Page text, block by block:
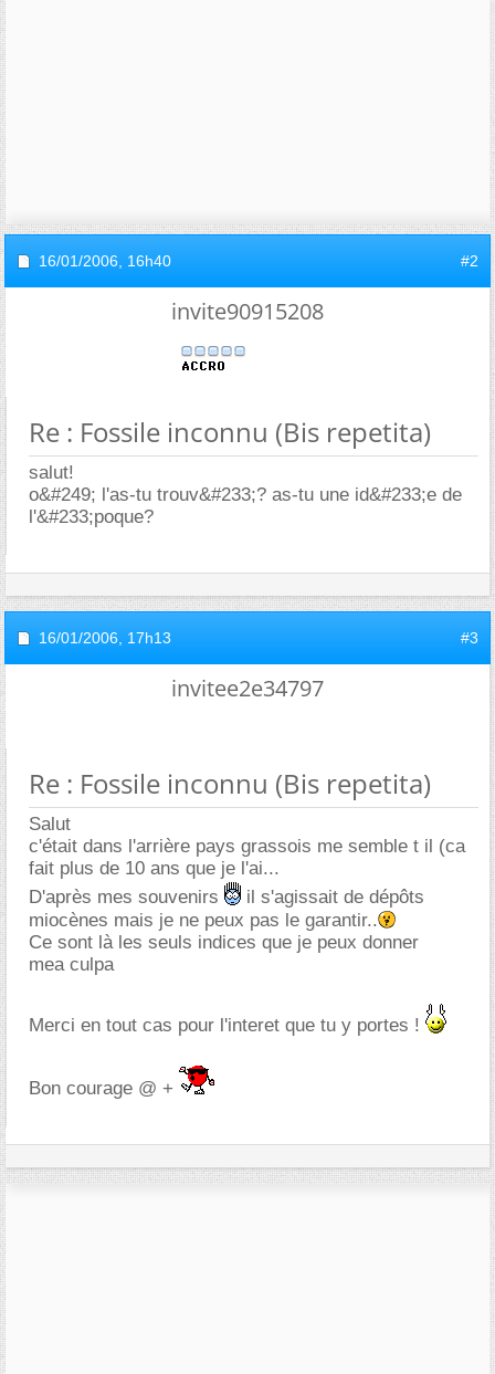
16/01/2006, 16h40 #2
invite90915208
Re : Fossile inconnu (Bis repetita)
salut!
o&#249; l'as-tu trouv&#233;? as-tu une id&#233;e de
l'&#233;poque?
16/01/2006, 17h13 #3
invitee2e34797
Re : Fossile inconnu (Bis repetita)
Salut
c'était dans l'arrière pays grassois me semble t il (ca
fait plus de 10 ans que je l'ai...
D'après mes souvenirs
il s'agissait de dépôts
miocènes mais je ne peux pas le garantir..
Ce sont là les seuls indices que je peux donner
mea culpa
Merci en tout cas pour l'interet que tu y portes !
Bon courage @ +